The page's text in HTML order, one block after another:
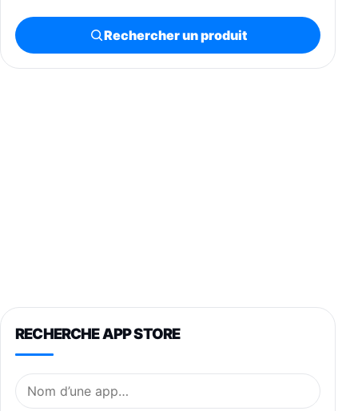
Rechercher un produit
RECHERCHE APP STORE
Nom de l’application